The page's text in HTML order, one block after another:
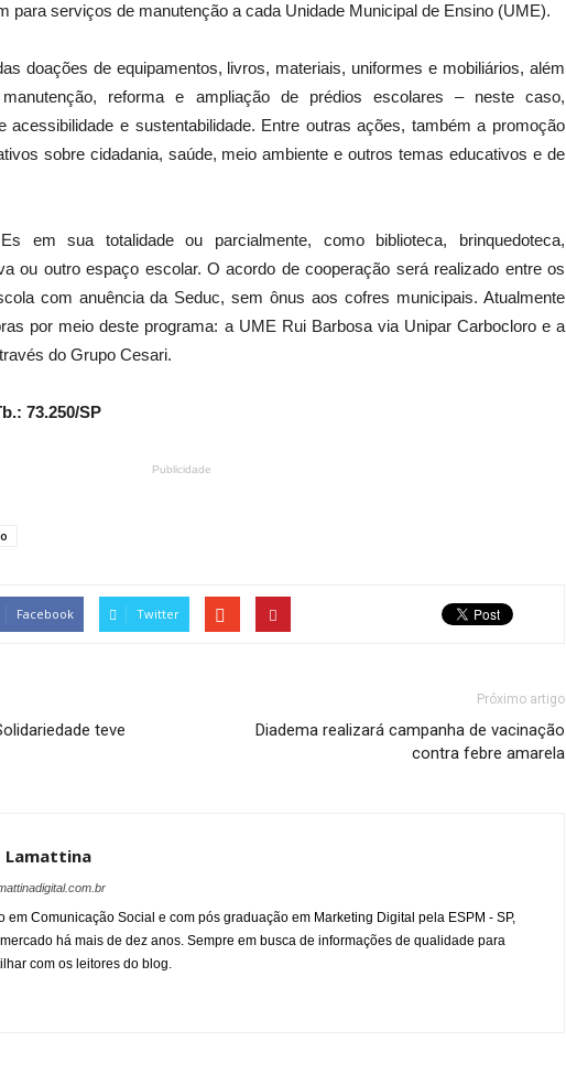
para serviços de manutenção a cada Unidade Municipal de Ensino (UME).
doações de equipamentos, livros, materiais, uniformes e mobiliários, além
reforma e ampliação de prédios escolares – neste caso,
acessibilidade e sustentabilidade. Entre outras ações, também a promoção
sobre cidadania, saúde, meio ambiente e outros temas educativos e de
em sua totalidade ou parcialmente, como biblioteca, brinquedoteca,
ou outro espaço escolar. O acordo de cooperação será realizado entre os
com anuência da Seduc, sem ônus aos cofres municipais. Atualmente
por meio deste programa: a UME Rui Barbosa via Unipar Carbocloro e a
do Grupo Cesari.
73.250/SP
Publicidade
Facebook Twitter
teve
Próximo artigo
Diadema realizará campanha de vacinação
contra febre amarela
Lamattina
em Comunicação Social e com pós graduação em Marketing Digital pela ESPM - SP,
há mais de dez anos. Sempre em busca de informações de qualidade para
com os leitores do blog.